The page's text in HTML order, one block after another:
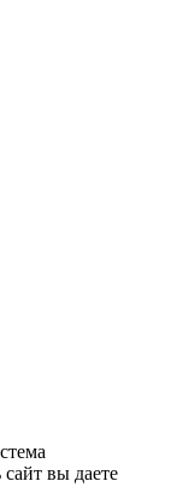
вы даете